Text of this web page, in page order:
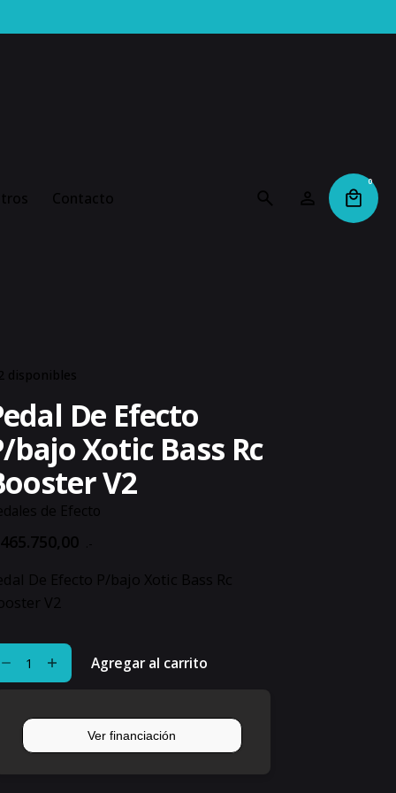
Contacto
0
disponibles
De Efecto
bajo Xotic Bass Rc
V2
de Efecto
.-
De Efecto P/bajo Xotic Bass Rc
V2
Agregar al carrito